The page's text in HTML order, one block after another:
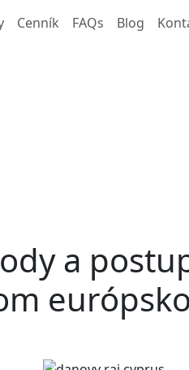
Cenník FAQs Blog
a